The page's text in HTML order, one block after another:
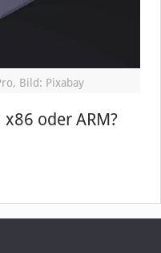
Bild: Pixabay
oder ARM?